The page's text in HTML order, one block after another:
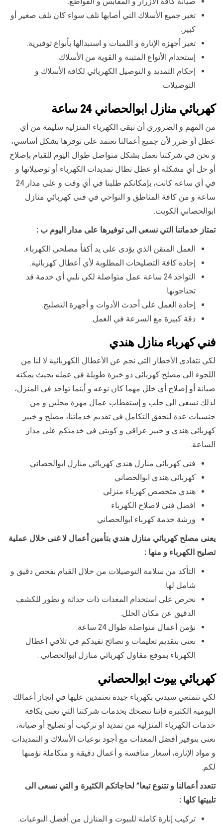
تغير جميع الأسلاك التي أصابها تلف سواء كان تلف صغير أو
كبير.
تغير أجهزة الإنارة و اللمبات و استبدالها بأنواع توفيرية.
إستخدام الأنواع المتينة و القوية من الأسلاك.
إحكام التمديد و التوصيل الكهربائي لكافة الأسلاك و
التوصيلات.
كهربائي منازل ابوالحصاني 24 ساعة
من المهم و الضروري أن تبقى الكهرباء المنزلية سليمة من أي
عطل أو ضرر لأن جميع أعمالنا تعتمد على توفرها بشكل أساسي،
و نحن في شركتنا نعمل بشكل متواصل طوال اليوم للقيام بإصلاح
أو حل أي مشكلة أو عطل تطال تمديدات الكهرباء أو توصيلاتها و
في أي ساعة كانت، بإمكانكم طلبنا في أي وقت و على مدار 24
ساعة و من كافة المناطق و النواحي في فنى كهربائي منازل
ابوالحصاني الكويت.
تمتاز خدماتنا التي نسعى الى توفيرها على مدار اليوم ب :
العمل المتقن الذي يؤدى على يد أكفأ مصلحي الكهرباء.
إجادة كافة التصليحات المطلوبة لأي أعطال كهربائية.
التواجد 24 ساعة عمل متواصلة لكي نلبي أي خدمة قد
تحتاجونها.
إجادة العمل على أحدث الأدوات و أجهزة التصليح.
دقة كبيرة مع السرعة في العمل.
فني كهرباء منازل هندي
لكي نتفادى الأخطار التي نجم عن الأعطال الكهربائية لا لنا من
اللجوء الى مصلح كهربائي ذو خبرة طويلة في عمله بحيث يمكنه
صيانة أو إصلاح أي خلل مهما كان نوعه و أينما تواجد في المنزل،
لذلك نسعى الى جلب و إستقطاب عمال مهرة محلين و من
جنسيات عدة لنحقق التكامل في تقديم خدماتنا، مصلح و خبير
كهربائي هندي و خبير عراقي و كويتي في خدمتكم على مدار
الساعة.
فني كهربائي منازل هندي كهربائي منازل ابوالحصاني
كهربائي هندي ابوالحصاني
هندي متخصص كهرباء منزلي
افضل فني لاصلاح الكهرباء
ورشة خدمة كهرباء ابوالحصاني
يعنى مصلح كهربائي منازل هندي بتأمين أعمال لا غنى خلال عملية
تصليح الكهرباء و منها :
التأكد من سلامة التوصيلات من خلال القيام بفحص دقيق و
شامل لها.
نحرص على استخدام المعدات ذات حداثة و تطور للكشف
الدقيق عن مكان الخلل.
نؤمن أعمال متواصلة طوال 24 ساعة.
نعنى بتقديم تعليمات و نصائح تفيدكم في تلافي اعطال
الكهرباء بموقع مقاول كهربائي منازل ابوالحصاني .
كهربائي بيوت ابوالحصاني
لكي تتمتعي سيدتي بكهرباء جيدة تعتمدين عليها في إنجاز أعمالك
اليومية الكثيرة فإننا ننصحك بخدمات شركتنا التي تعنى بكافة
خدمات الكهرباء المنزلية من تمديد او تركيب أو تصليح أو صيانة،
نعنى بتوفير أفضل المعدات مع أجود نوعيات الأسلاك و التمديدات
و مواد الإنارة، أسعار منافسة و أعمال دقيقة و متكاملة نؤمنها
لكم.
تتعدد أعمالنا و تتنوع تبعا” لحاجاتكم الكثيرة و التي نسعى الى
تلبيتها كلها :
تركيب إنارة كاملة للبيوت و المنازل من أفضل النوعيات.